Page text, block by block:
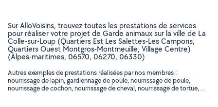
Sur AlloVoisins, trouvez toutes les prestations de services
pour réaliser votre projet de Garde animaux sur la ville de La
Colle-sur-Loup (Quartiers Est Les Salettes-Les Campons,
Quartiers Ouest Montgros-Montmeuille, Village Centre)
(Alpes-maritimes, 06570, 06270, 06330)
Autres exemples de prestations réalisées par nos membres :
nourrissage de lapin, gardiennage de poule, nourrissage de poule,
nourrissage de cochon, nourrissage de cheval, nourrissage de tortue, ..